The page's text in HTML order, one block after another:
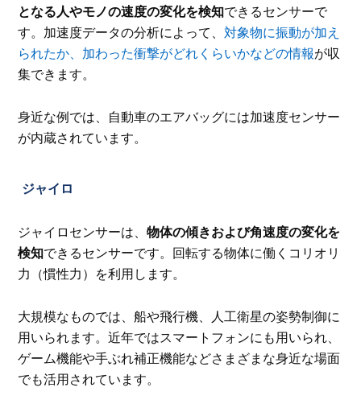
となる人やモノの速度の変化を検知できるセンサーで
す。加速度データの分析によって、対象物に振動が加え
られたか、加わった衝撃がどれくらいかなどの情報が収
集できます。
身近な例では、自動車のエアバッグには加速度センサー
が内蔵されています。
ジャイロ
ジャイロセンサーは、物体の傾きおよび角速度の変化を
検知できるセンサーです。回転する物体に働くコリオリ
力（慣性力）を利用します。
大規模なものでは、船や飛行機、人工衛星の姿勢制御に
用いられます。近年ではスマートフォンにも用いられ、
ゲーム機能や手ぶれ補正機能などさまざまな身近な場面
でも活用されています。